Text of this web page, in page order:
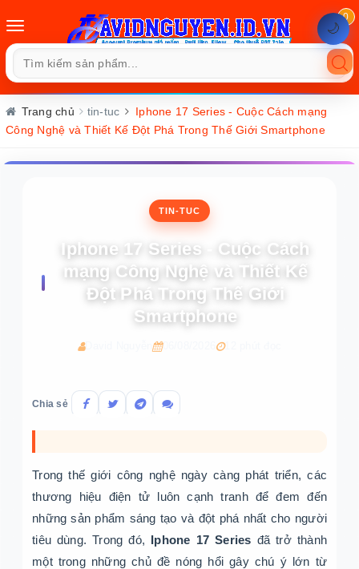
🌙
Toggle
navigation
0
Trang chủ tin-tuc
Iphone 17 Series - Cuộc Cách mạng
Công Nghệ và Thiết Kế Đột Phá Trong Thế Giới Smartphone
TIN-TUC
Iphone 17 Series - Cuộc Cách
mạng Công Nghệ và Thiết Kế
Đột Phá Trong Thế Giới
Smartphone
David Nguyễn 06/08/2026 12 phút đọc
Chia sẻ
Trong thế giới công nghệ ngày càng phát triển, các
thương hiệu điện tử luôn cạnh tranh để đem đến
những sản phẩm sáng tạo và đột phá nhất cho người
tiêu dùng. Trong đó, Iphone 17 Series đã trở thành
một trong những chủ đề nóng hổi gây chú ý lớn từ